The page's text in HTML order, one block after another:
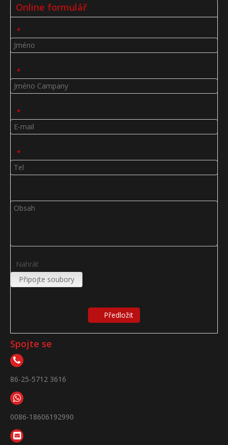
Online formulář
*
*
*
*
Nahrát
Připojte soubory
Předložit
Spojte se
86-25-5712 3616
0086-18606192990